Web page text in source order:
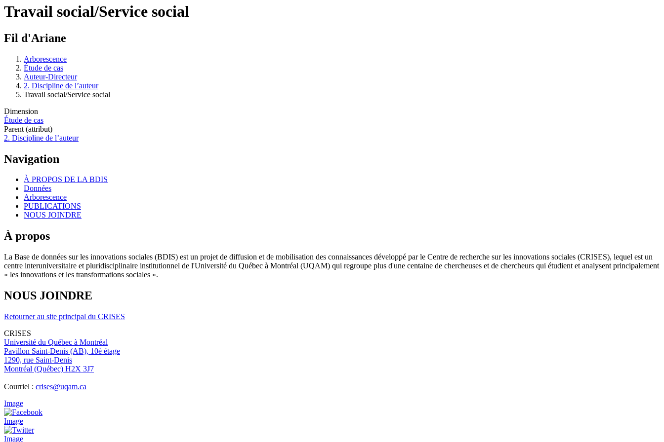
Travail social/Service social
Fil d'Ariane
Arborescence
Étude de cas
Auteur-Directeur
2. Discipline de l’auteur
Travail social/Service social
Dimension
Étude de cas
Parent (attribut)
2. Discipline de l’auteur
Navigation
À PROPOS DE LA BDIS
Données
Arborescence
PUBLICATIONS
NOUS JOINDRE
À propos
La Base de données sur les innovations sociales (BDIS) est un projet de diffusion et de mobilisation des connaissances développé par le Centre de recherche sur les innovations sociales (CRISES), lequel est un
centre interuniversitaire et pluridisciplinaire institutionnel de l'Université du Québec à Montréal (UQAM) qui regroupe plus d'une centaine de chercheuses et de chercheurs qui étudient et analysent principalement
« les innovations et les transformations sociales ».
NOUS JOINDRE
Retourner au site principal du CRISES
CRISES
Université du Québec à Montréal
Pavillon Saint-Denis (AB), 10è étage
1290, rue Saint-Denis
Montréal (Québec) H2X 3J7
Courriel : crises@uqam.ca
Image
Image
Image